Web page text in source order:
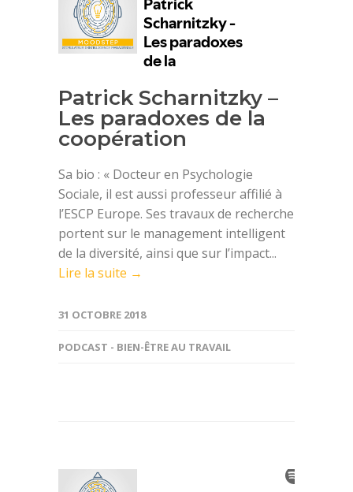
Patrick Scharnitzky –
Les paradoxes de la
coopération
Sa bio : « Docteur en Psychologie
Sociale, il est aussi professeur affilié à
l’ESCP Europe. Ses travaux de recherche
portent sur le management intelligent
de la diversité, ainsi que sur l’impact...
Lire la suite →
31 OCTOBRE 2018
PODCAST - BIEN-ÊTRE AU TRAVAIL